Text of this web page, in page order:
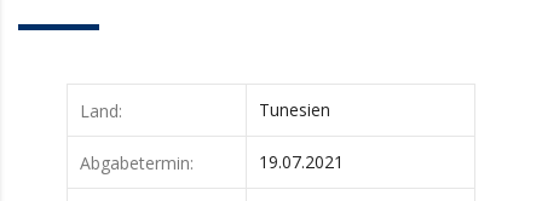
Land: Tunesien
Abgabetermin: 19.07.2021